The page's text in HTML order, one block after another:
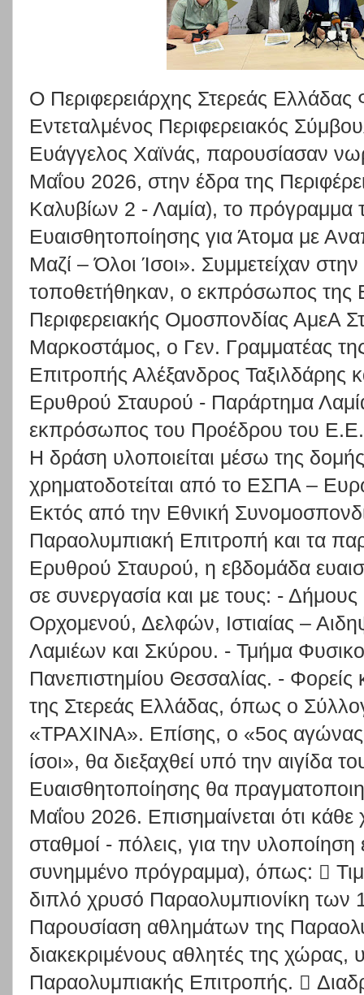
Ο Περιφερειάρχης Στερεάς
Εντεταλμένος Περιφερειακός
Ευάγγελος Χαϊνάς, παρουσίασαν
Μαΐου 2026, στην έδρα της
Καλυβίων 2 - Λαμία), το πρόγραμμα
Ευαισθητοποίησης για Άτομα με
Μαζί – Όλοι Ίσοι». Συμμετείχαν
τοποθετήθηκαν, ο εκπρόσωπος
Περιφερειακής Ομοσπονδίας ΑμεΑ
Μαρκοστάμος, ο Γεν. Γραμματέας
Επιτροπής Αλέξανδρος Ταξιλδάρης
Ερυθρού Σταυρού - Παράρτημα
εκπρόσωπος του Προέδρου του
Η δράση υλοποιείται μέσω της
χρηματοδοτείται από το ΕΣΠΑ –
Εκτός από την Εθνική
Παραολυμπιακή Επιτροπή και τα
Ερυθρού Σταυρού, η εβδομάδα
σε συνεργασία και με τους: -
Ορχομενού, Δελφών, Ιστιαίας –
Λαμιέων και Σκύρου. - Τμήμα
Πανεπιστημίου Θεσσαλίας. - Φορείς
της Στερεάς Ελλάδας, όπως ο
«ΤΡΑΧΙΝΑ». Επίσης, ο «5ος
ίσοι», θα διεξαχθεί υπό την αιγίδα
Ευαισθητοποίησης θα
Μαΐου 2026. Επισημαίνεται ότι κάθε
σταθμοί - πόλεις, για την
συνημμένο πρόγραμμα), όπως: 
διπλό χρυσό Παραολυμπιονίκη
Παρουσίαση αθλημάτων της
διακεκριμένους αθλητές της χώρας,
Παραολυμπιακής Επιτροπής. 